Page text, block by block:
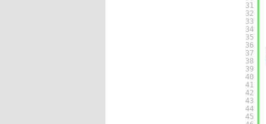
31
32
33
34
35
36
37
38
39
40
41
42
43
44
45